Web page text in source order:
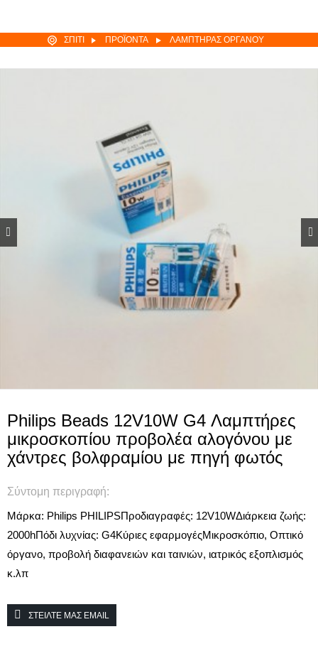
ΣΠΊΤΙ ΠΡΟΪΌΝΤΑ ΛΑΜΠΤΉΡΑΣ ΟΡΓΆΝΟΥ
Philips Beads 12V10W G4 Λαμπτήρες
μικροσκοπίου προβολέα αλογόνου με
χάντρες βολφραμίου με πηγή φωτός
Σύντομη περιγραφή:
Μάρκα: Philips PHILIPSΠροδιαγραφές: 12V10WΔιάρκεια ζωής:
2000hΠόδι λυχνίας: G4Κύριες εφαρμογέςΜικροσκόπιο, Οπτικό
όργανο, προβολή διαφανειών και ταινιών, ιατρικός εξοπλισμός
κ.λπ
ΣΤΕΊΛΤΕ ΜΑΣ EMAIL